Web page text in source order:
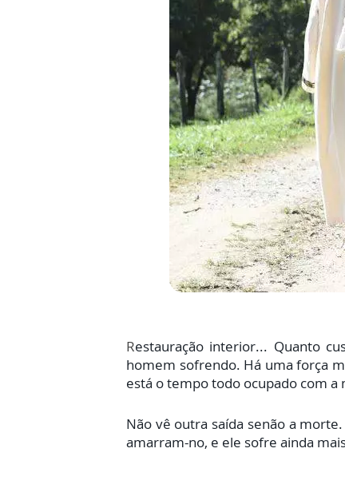
Restauração interior... Quanto
homem sofrendo. Há uma força
está o tempo todo ocupado com
Não vê outra saída senão a
amarram-no, e ele sofre ainda